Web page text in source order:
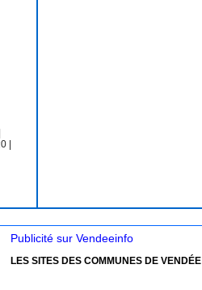
Publicité sur Vendeeinfo
LES SITES DES COMMUNES DE VENDÉE